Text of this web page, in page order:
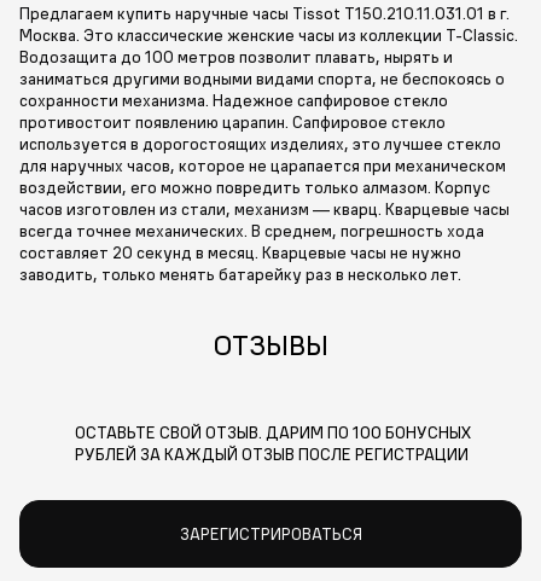
Предлагаем купить наручные часы Tissot T150.210.11.031.01 в г.
Москва. Это классические женские часы из коллекции T-Classic.
Водозащита до 100 метров позволит плавать, нырять и
заниматься другими водными видами спорта, не беспокоясь о
сохранности механизма. Надежное сапфировое стекло
противостоит появлению царапин. Сапфировое стекло
используется в дорогостоящих изделиях, это лучшее стекло
для наручных часов, которое не царапается при механическом
воздействии, его можно повредить только алмазом. Корпус
часов изготовлен из стали, механизм — кварц. Кварцевые часы
всегда точнее механических. В среднем, погрешность хода
составляет 20 секунд в месяц. Кварцевые часы не нужно
заводить, только менять батарейку раз в несколько лет.
ОТЗЫВЫ
ОСТАВЬТЕ СВОЙ ОТЗЫВ. ДАРИМ ПО 100 БОНУСНЫХ
РУБЛЕЙ ЗА КАЖДЫЙ ОТЗЫВ ПОСЛЕ РЕГИСТРАЦИИ
ЗАРЕГИСТРИРОВАТЬСЯ